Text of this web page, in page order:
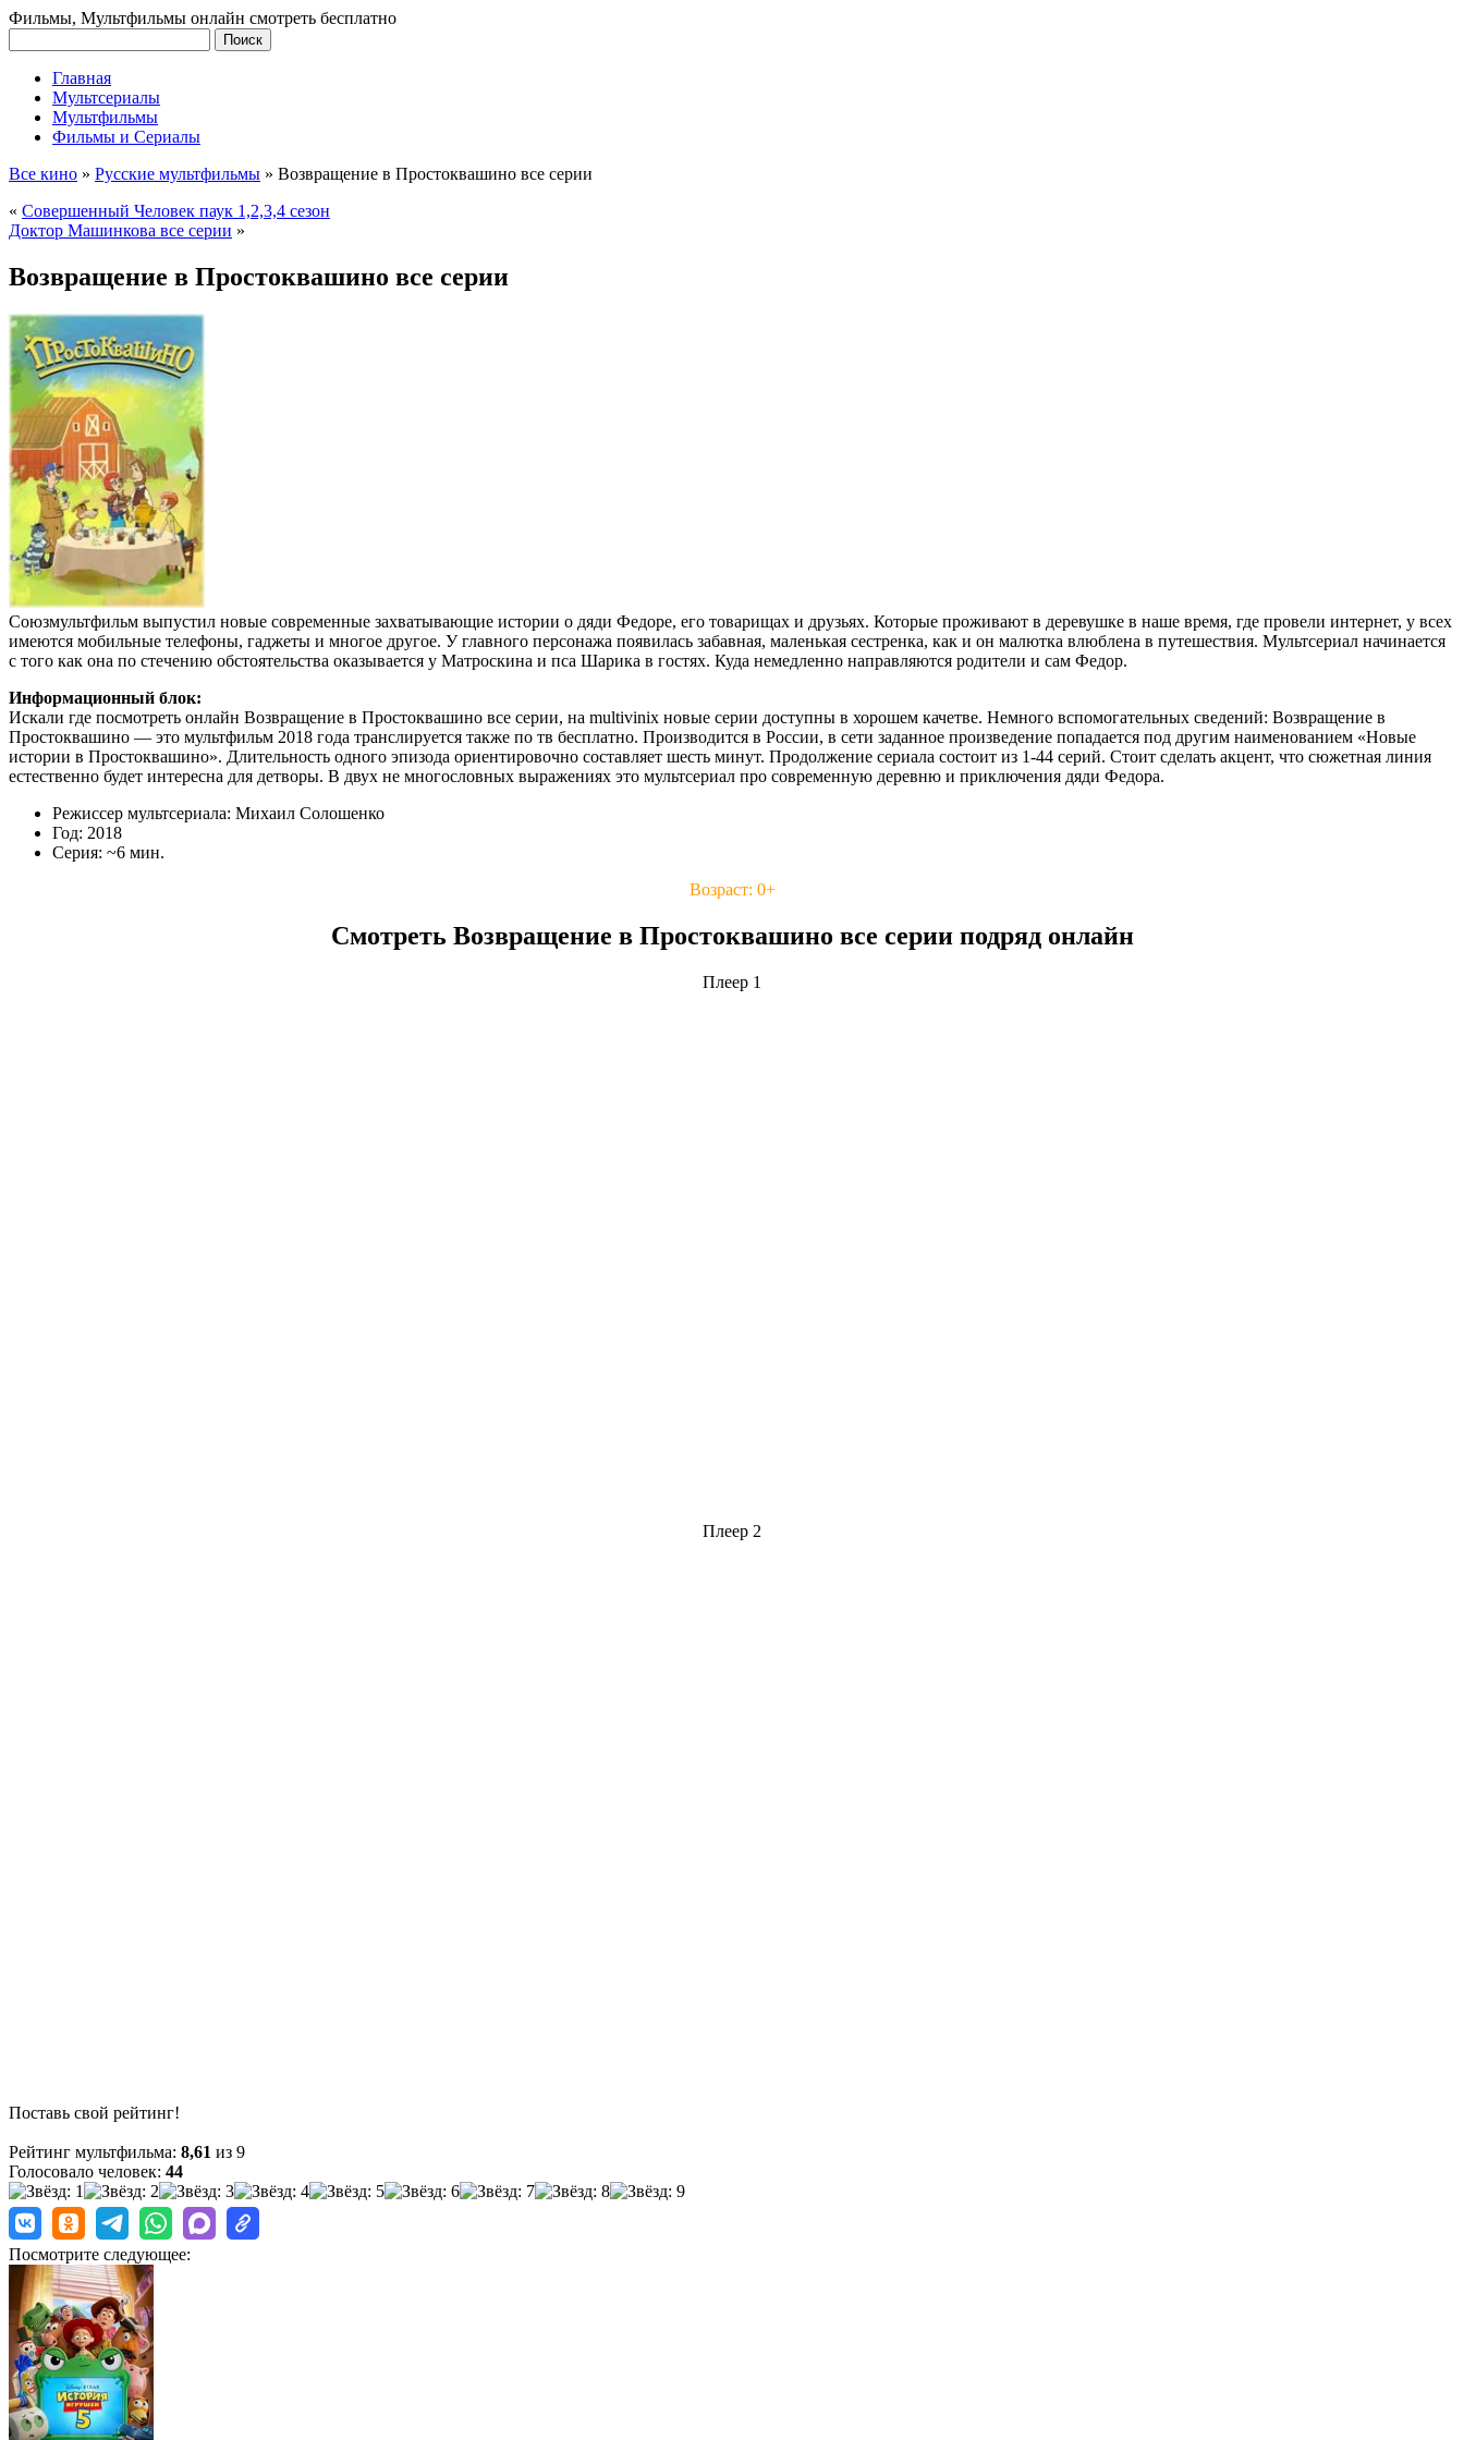
Фильмы, Мультфильмы онлайн смотреть бесплатно
Главная
Мультсериалы
Мультфильмы
Фильмы и Сериалы
Все кино » Русские мультфильмы » Возвращение в Простоквашино все серии
« Совершенный Человек паук 1,2,3,4 сезон
Доктор Машинкова все серии »
Возвращение в Простоквашино все серии
Союзмультфильм выпустил новые современные захватывающие истории о дяди Федоре, его товарищах и друзьях. Которые проживают в деревушке в наше время, где провели интернет, у всех
имеются мобильные телефоны, гаджеты и многое другое. У главного персонажа появилась забавная, маленькая сестренка, как и он малютка влюблена в путешествия. Мультсериал начинается
с того как она по стечению обстоятельства оказывается у Матроскина и пса Шарика в гостях. Куда немедленно направляются родители и сам Федор.
Информационный блок:
Искали где посмотреть онлайн Возвращение в Простоквашино все серии, на multivinix новые серии доступны в хорошем качетве. Немного вспомогательных сведений: Возвращение в
Простоквашино — это мультфильм 2018 года транслируется также по тв бесплатно. Производится в России, в сети заданное произведение попадается под другим наименованием «Новые
истории в Простоквашино». Длительность одного эпизода ориентировочно составляет шесть минут. Продолжение сериала состоит из 1-44 серий. Стоит сделать акцент, что сюжетная линия
естественно будет интересна для детворы. В двух не многословных выражениях это мультсериал про современную деревню и приключения дяди Федора.
Режиссер мультсериала: Михаил Солошенко
Год: 2018
Серия: ~6 мин.
Возраст: 0+
Смотреть Возвращение в Простоквашино все серии подряд онлайн
Плеер 1
Плеер 2
Поставь свой рейтинг!
Рейтинг мультфильма: 8,61 из 9
Голосовало человек: 44
Посмотрите следующее: